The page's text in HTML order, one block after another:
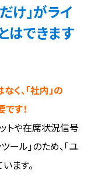
け」がライ
はできます
く、「社内」の
す！
トや在席状況信号
ール」のため、「ユ
ます。